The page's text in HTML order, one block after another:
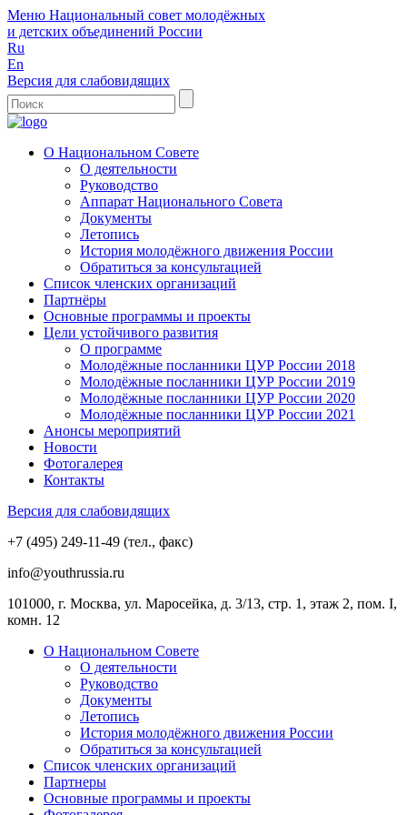
Меню Национальный совет молодёжных
и детских объединений России
Ru
En
Версия для слабовидящих
О Национальном Совете
О деятельности
Руководство
Аппарат Национального Совета
Документы
Летопись
История молодёжного движения России
Обратиться за консультацией
Список членских организаций
Партнёры
Основные программы и проекты
Цели устойчивого развития
О программе
Молодёжные посланники ЦУР России 2018
Молодёжные посланники ЦУР России 2019
Молодёжные посланники ЦУР России 2020
Молодёжные посланники ЦУР России 2021
Анонсы мероприятий
Новости
Фотогалерея
Контакты
Версия для слабовидящих
+7 (495) 249-11-49 (тел., факс)
info@youthrussia.ru
101000, г. Москва, ул. Маросейка, д. 3/13, стр. 1, этаж 2, пом. I,
комн. 12
О Национальном Совете
О деятельности
Руководство
Документы
Летопись
История молодёжного движения России
Обратиться за консультацией
Список членских организаций
Партнеры
Основные программы и проекты